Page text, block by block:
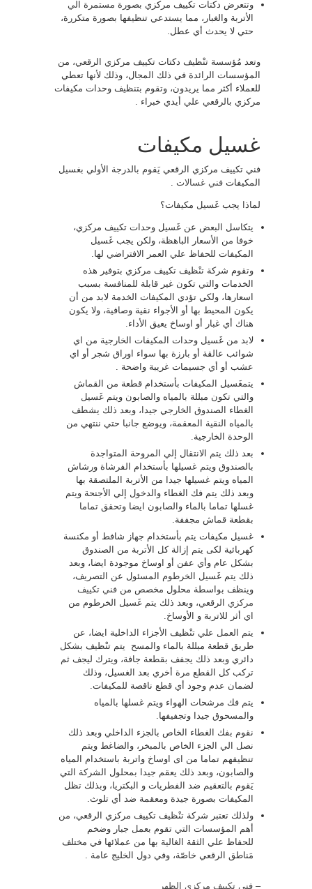
وتتعرض دكتات تكييف مركزي بصورة مستمرة الي
الأتربة والغبار، مما يستدعي تنظيفها بصورة متكررة،
حتي لا يحدث أي عطل.
وتعد مُؤسسة تنْظيف دكتات تكييف مركزي الرقعي، من
المؤسسات الرائدة في ذلك المجال، وذلك لأنها تعطي
للعملاء أكثر مما يريدون، وتقوم بتنظيف وحدات مكيفات
مركزي بالرقعي علي أيدي خبراء .
غسيل مكيفات
فني تكييف مركزي الرقعي يَقوم بالدرجة الأولي بغسيل
المكيفات فني غسالات
لماذا يجب غَسيل مكيفات؟
يتكاسل البعض عن غَسيل وحدات تكييف مركزي،
خوفا من الأسعار الباهظة، ولكن يجب غَسيل
المكيفات للحفاظ علي العمر الافتراضي لها.
وتقوم شركة تنْظيف تكييف مركزي بتوفير هذه
الخدمات والتي تكون غير قابلة للمنافسة بسبب
اسعارها، ولكي تؤدي المكيفات الخدمة لابد من أن
يكون المحيط بها أو الأجواء نقية وصافية، ولا يكون
هناك أي غبار أو اوساخ يعيق الأداء.
لابد من غَسيل وحدات المكيفات الخارجية من اي
شوائب عالقة أو بارزة بها سواء اوراق شجر أو اي
عشب أو أي جسيمات غريبة واضحة .
يتمغَسيل المكيفات بأستخدام قطعة من القماش
والتي تكون مبللة بالمياه والصابون ويتم غَسيل
الغطاء الصندوق الخارجي جيدا، وبعد ذلك يشطف
بالمياه النقية المعقمة، ويوضع جانبا حتي ننتهي من
الوحدة الخارجية.
بعد ذلك يتم الانتقال إلي المروحة المتواجدة
بالصندوق ويتم غسيلها بأستخدام الفرشاة ورشاش
المياه ويتم غسيلها جيدا من الأتربة الملتصقة بها
وبعد ذلك يتم فك الغطاء والدخول إلي الأجنحة ويتم
غسلها تماما بالماء والصابون ايضا وتحقق تماما
بقطعة قماش مجففة.
غسيل مكيفات يتم بأستخدام جهاز شافط أو مكنسة
كهربائية لكى يتم إزالة كل الأتربة من الصندوق
بشكل عام وأي عفن أو اوساخ موجودة ايضا، وبعد
ذلك يتم غَسيل الخرطوم المسئول عن التصريف،
وينظف بواسطة محلول مخصص من فني تكييف
مركزي الرقعي، وبعد ذلك يتم غَسيل الخرطوم من
اي أثر للاتربة و الأوساخ.
يتم العمل علي تنْظيف الأجزاء الداخلية ايضا، عن
طريق قطعة مبللة بالماء والمسح يتم تنْظيف بشكل
دائري وبعد ذلك يجفف بقطعة جافة، ويترك ليجف ثم
تركب كل القطع مرة أخري بعد الغسيل، وذلك
لضمان عدم وجود أي قطع ناقصة للمكيفات.
يتم فك مرشحات الهواء ويتم غسلها بالمياه
والمسحوق جيدا وتجفيفها.
نقوم بفك الغطاء الخاص بالجزء الداخلي وبعد ذلك
نصل الي الجزء الخاص بالمبخر، والضاغط ويتم
تنظيفهم تماما من اى اوساخ واتربة باستخدام المياه
والصابون، وبعد ذلك يعقم جيدا بمحلول الشركة التي
يَقوم بالتعقيم ضد الفطريات و البكتريا، وبذلك تظل
المكيفات بصورة جيدة ومعقمة ضد أي تلوث.
ولذلك تعتبر شركة تنْظيف تكييف مركزي الرقعي، من
أهم المؤسسات التي تقوم بعمل جبار وضخم
للحفاظ علي الثقة الغالية بها من عملائها في مختلف
مَناطق الرقعي خاصّة، وفي دول الخليج عامة .
– فني تكييف مركزي الظهر